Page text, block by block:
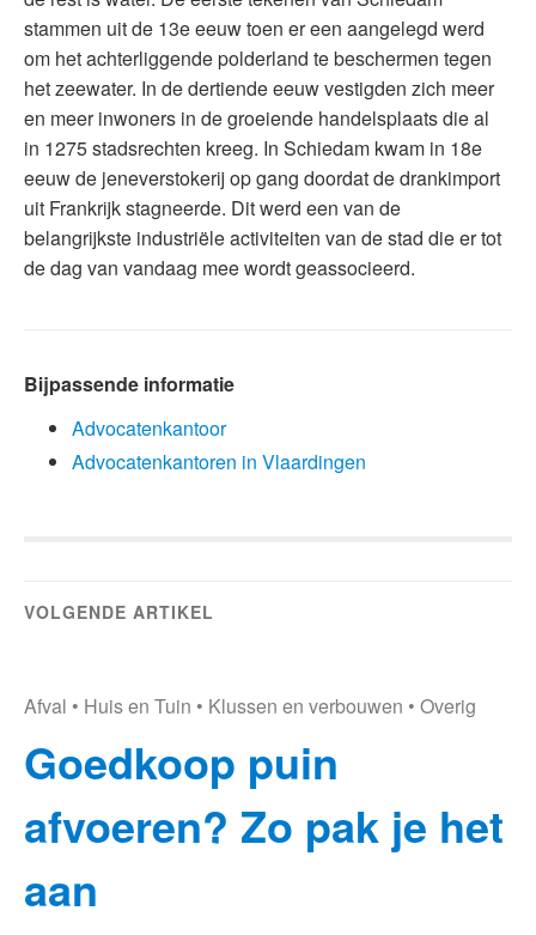
stammen uit de 13e eeuw toen er een aangelegd werd
om het achterliggende polderland te beschermen tegen
het zeewater. In de dertiende eeuw vestigden zich meer
en meer inwoners in de groeiende handelsplaats die al
in 1275 stadsrechten kreeg. In Schiedam kwam in 18e
eeuw de jeneverstokerij op gang doordat de drankimport
uit Frankrijk stagneerde. Dit werd een van de
belangrijkste industriële activiteiten van de stad die er tot
de dag van vandaag mee wordt geassocieerd.
Bijpassende informatie
Advocatenkantoor
Advocatenkantoren in Vlaardingen
VOLGENDE ARTIKEL
Afval • Huis en Tuin • Klussen en verbouwen • Overig
Goedkoop puin
afvoeren? Zo pak je het
aan